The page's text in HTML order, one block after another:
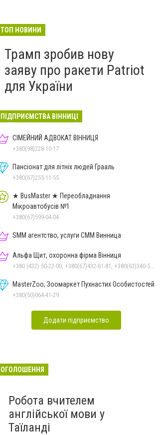
ТОП НОВИНИ
Трамп зробив нову
заяву про ракети Patriot
для України
ПІДПРИЄМСТВА ВІННИЦІ
СІМЕЙНИЙ АДВОКАТ ВІННИЦЯ
+380(98)228-10-17
Пансіонат для літніх людей Грааль
+380(67)255-11-55
★ BusMaster ★ Переобладнання
Мікроавтобусів №1
+380(67)599-04-04
SMM агентство, услуги СММ Винница
Альфа Щит, охоронна фірма Вінниця
+380 (432) 50-22-00, +380(67)432-61-81, +380(63)340-58-58
MasterZoo, Зоомаркет Пухнастих Особистостей
+380(50)064-41-29
Додати підприємство
ОГОЛОШЕННЯ
Робота вчителем
англійської мови у
Таїланді